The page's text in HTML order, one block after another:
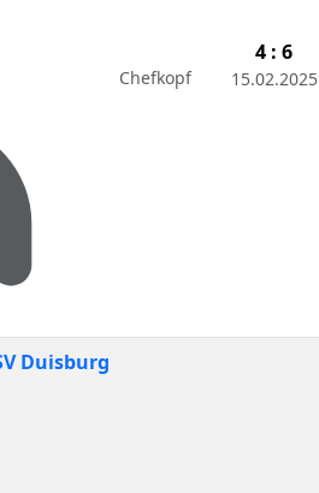
Chefkopf
4 : 6
15.02.2025
Duisburg